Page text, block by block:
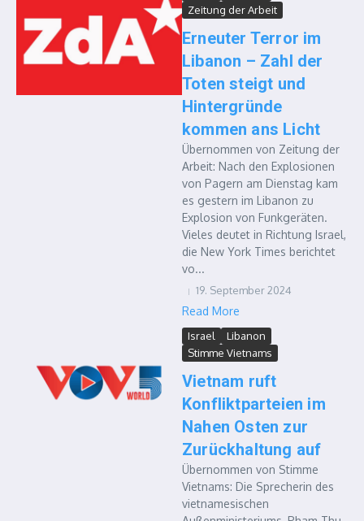
Zeitung der Arbeit
Erneuter Terror im
Libanon – Zahl der
Toten steigt und
Hintergründe
kommen ans Licht
Übernommen von Zeitung der
Arbeit: Nach den Explosionen
von Pagern am Dienstag kam
es gestern im Libanon zu
Explosion von Funkgeräten.
Vieles deutet in Richtung Israel,
die New York Times berichtet
vo...
19. September 2024
Read More
Israel
Libanon
Stimme Vietnams
Vietnam ruft
Konfliktparteien im
Nahen Osten zur
Zurückhaltung auf
Übernommen von Stimme
Vietnams: Die Sprecherin des
vietnamesischen